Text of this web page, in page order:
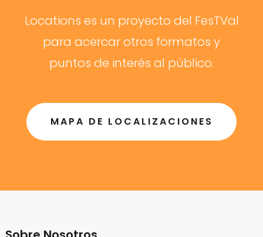
Locations es un proyecto del FesTVal
para acercar otros formatos y
puntos de interés al público.
MAPA DE LOCALIZACIONES